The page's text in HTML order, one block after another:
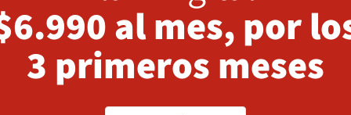
al mes, por
3 primeros meses